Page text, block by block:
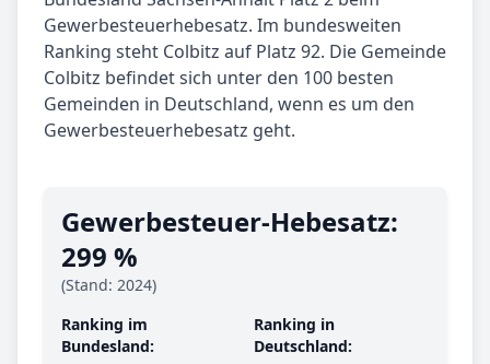
Gewerbesteuerhebesatz. Im bundesweiten
Ranking steht Colbitz auf Platz 92. Die Gemeinde
Colbitz befindet sich unter den 100 besten
Gemeinden in Deutschland, wenn es um den
Gewerbesteuerhebesatz geht.
Gewerbe­steuer-Hebe­satz:
299 %
(Stand: 2024)
Ranking im
Bundesland:
Ranking in
Deutschland: